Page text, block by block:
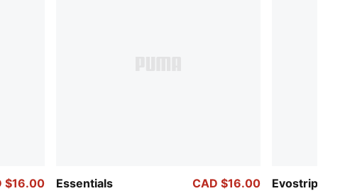
$16.00
Essentials
CAD $16.00
Evostripe